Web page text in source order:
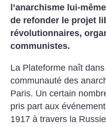
l’anarchisme lui-
de refonder le projet
révolutionnaires,
communistes.
La Plateforme naît
communauté des
Paris. Un certain
pris part aux
1917 à travers la